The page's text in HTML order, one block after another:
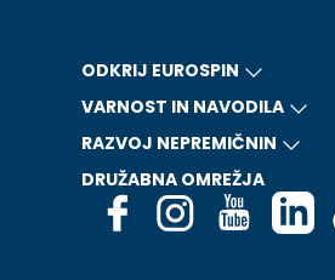
ODKRIJ EUROSPIN
VARNOST IN NAVODILA
RAZVOJ NEPREMIČNIN
DRUŽABNA OMREŽJA